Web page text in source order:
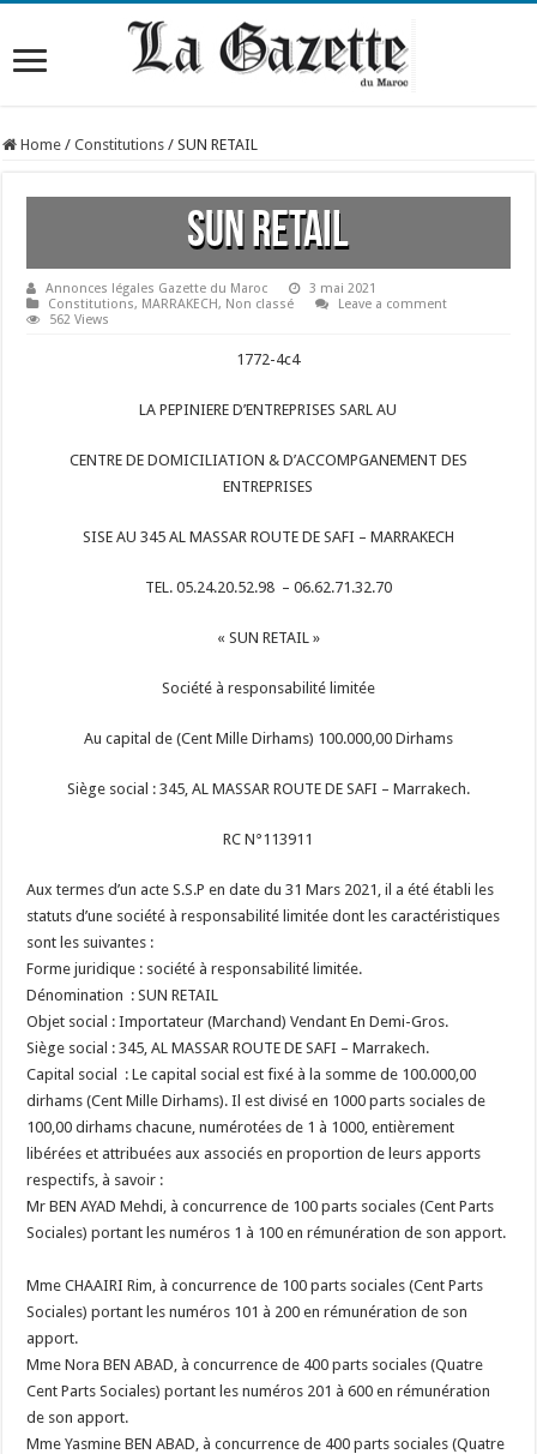
Home / Constitutions / SUN RETAIL
SUN RETAIL
Annonces légales Gazette du Maroc
3 mai 2021
Constitutions, MARRAKECH, Non classé
Leave a comment
562 Views
1772-4c4
LA PEPINIERE D’ENTREPRISES SARL AU
CENTRE DE DOMICILIATION & D’ACCOMPGANEMENT DES
ENTREPRISES
SISE AU 345 AL MASSAR ROUTE DE SAFI – MARRAKECH
TEL. 05.24.20.52.98 – 06.62.71.32.70
« SUN RETAIL »
Société à responsabilité limitée
Au capital de (Cent Mille Dirhams) 100.000,00 Dirhams
Siège social : 345, AL MASSAR ROUTE DE SAFI – Marrakech.
RC N°113911
Aux termes d’un acte S.S.P en date du 31 Mars 2021, il a été établi les
statuts d’une société à responsabilité limitée dont les caractéristiques
sont les suivantes :
Forme juridique : société à responsabilité limitée.
Dénomination : SUN RETAIL
Objet social : Importateur (Marchand) Vendant En Demi-Gros.
Siège social : 345, AL MASSAR ROUTE DE SAFI – Marrakech.
Capital social : Le capital social est fixé à la somme de 100.000,00
dirhams (Cent Mille Dirhams). Il est divisé en 1000 parts sociales de
100,00 dirhams chacune, numérotées de 1 à 1000, entièrement
libérées et attribuées aux associés en proportion de leurs apports
respectifs, à savoir :
Mr BEN AYAD Mehdi, à concurrence de 100 parts sociales (Cent Parts
Sociales) portant les numéros 1 à 100 en rémunération de son apport.
Mme CHAAIRI Rim, à concurrence de 100 parts sociales (Cent Parts
Sociales) portant les numéros 101 à 200 en rémunération de son
apport.
Mme Nora BEN ABAD, à concurrence de 400 parts sociales (Quatre
Cent Parts Sociales) portant les numéros 201 à 600 en rémunération
de son apport.
Mme Yasmine BEN ABAD, à concurrence de 400 parts sociales (Quatre